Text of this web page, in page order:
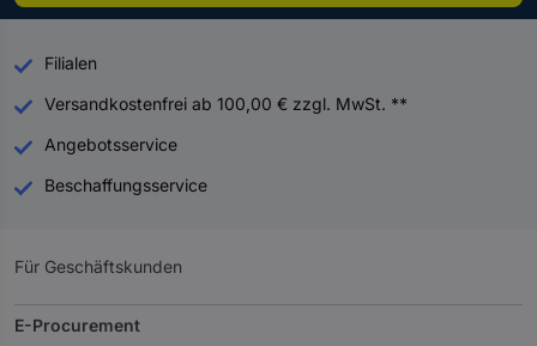
Filialen
Versandkostenfrei ab 100,00 € zzgl. MwSt. **
Angebotsservice
Beschaffungsservice
Für Geschäftskunden
E-Procurement